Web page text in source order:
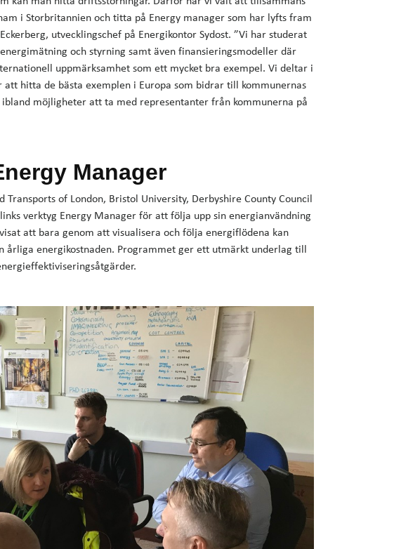
i Storbritannien och titta på Energy manager som har lyfts fram
utvecklingschef på Energikontor Sydost. ”Vi har studerat
och styrning samt även finansieringsmodeller där
uppmärksamhet som ett mycket bra exempel. Vi deltar i
hitta de bästa exemplen i Europa som bidrar till kommunernas
möjligheter att ta med representanter från kommunerna på
Manager
of London, Bristol University, Derbyshire County Council
verktyg Energy Manager för att följa upp sin energianvändning
att bara genom att visualisera och följa energiflödena kan
årliga energikostnaden. Programmet ger ett utmärkt underlag till